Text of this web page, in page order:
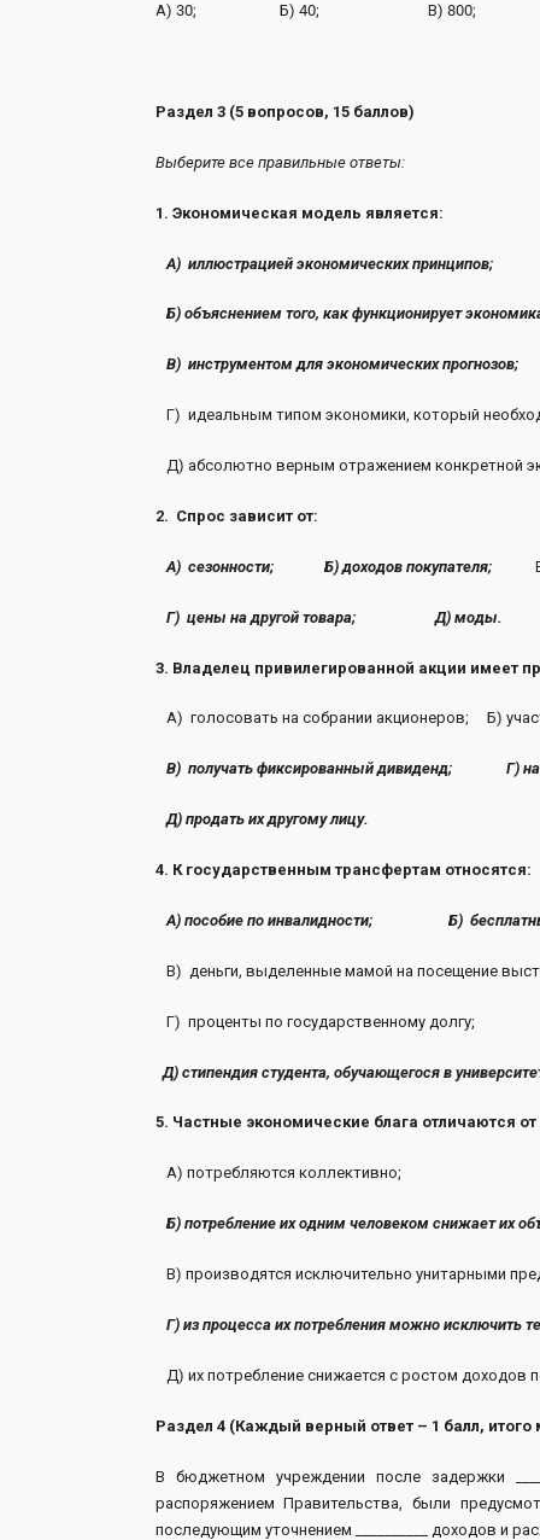
А) 30; Б) 40; В)
Раздел 3 (5 вопросов, 15 баллов)
Выберите все правильные ответы:
1. Экономическая модель является:
А) иллюстрацией экономических принципов;
Б) объяснением того, как функционирует
В) инструментом для экономических прогнозов;
Г) идеальным типом экономики, который
Д) абсолютно верным отражением конкретной
2. Спрос зависит от:
А) сезонности; Б) доходов покупателя;
Г) цены на другой товара; Д) моды.
3. Владелец привилегированной акции имеет
А) голосовать на собрании акционеров; Б)
В) получать фиксированный дивиденд; Г)
Д) продать их другому лицу.
4. К государственным трансфертам относятся:
А) пособие по инвалидности; Б)
В) деньги, выделенные мамой на посещение
Г) проценты по государственному долгу;
Д) стипендия студента, обучающегося в
5. Частные экономические блага отличаются
А) потребляются коллективно;
Б) потребление их одним человеком снижает их
В) производятся исключительно унитарными
Г) из процесса их потребления можно
Д) их потребление снижается с ростом доходов
Раздел 4 (Каждый верный ответ – 1 балл,
В бюджетном учреждении после задержки
распоряжением Правительства, были
последующим уточнением __________ доходов и